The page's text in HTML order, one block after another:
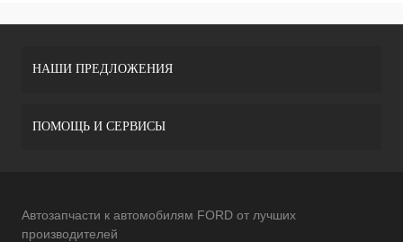
НАШИ ПРЕДЛОЖЕНИЯ
ПОМОЩЬ И СЕРВИСЫ
Автозапчасти к автомобилям FORD от лучших
производителей